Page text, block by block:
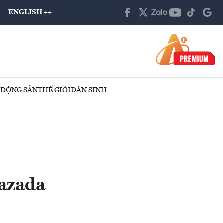
ENGLISH ++
SẢNTHẾ GIỚIDÂN SINH